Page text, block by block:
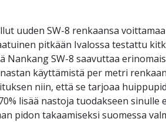
uuden SW-8 renkaansa
pitkään Ivalossa testattu
SW-8 saavuttaa
käyttämistä per metri
niin, että se tarjoaa
lisää nastoja tuodakseen sinulle
pidon takaamiseksi suomessa